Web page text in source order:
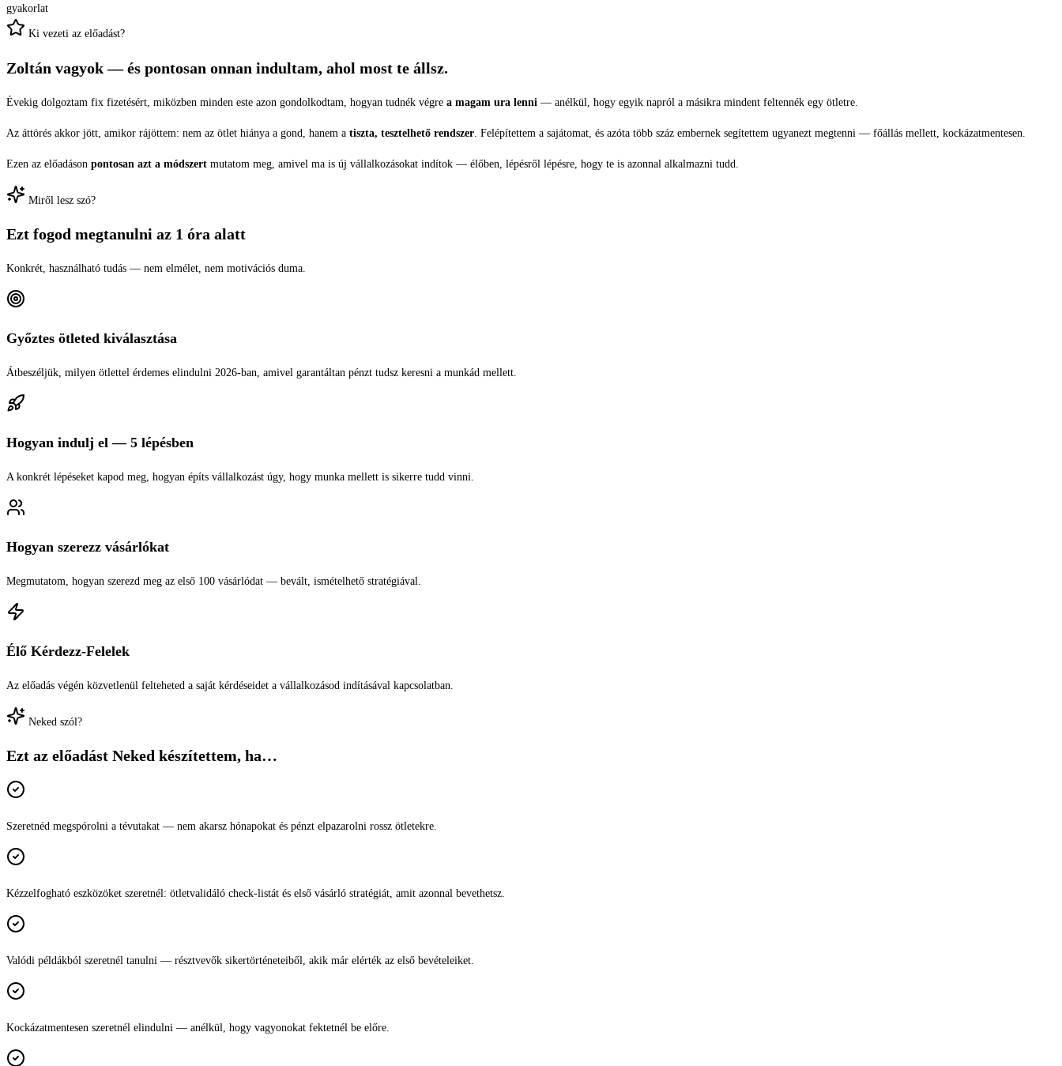
gyakorlat
Ki vezeti az előadást?
Zoltán vagyok — és pontosan onnan indultam, ahol most te állsz.
Évekig dolgoztam fix fizetésért, miközben minden este azon gondolkodtam, hogyan tudnék végre a magam ura lenni — anélkül, hogy egyik napról a másikra mindent feltennék egy ötletre.
Az áttörés akkor jött, amikor rájöttem: nem az ötlet hiánya a gond, hanem a tiszta, tesztelhető rendszer . Felépítettem a sajátomat, és azóta több száz embernek segítettem ugyanezt megtenni — főállás mellett, kockázatmentesen.
Ezen az előadáson pontosan azt a módszert mutatom meg, amivel ma is új vállalkozásokat indítok — élőben, lépésről lépésre, hogy te is azonnal alkalmazni tudd.
Miről lesz szó?
Ezt fogod megtanulni az 1 óra alatt
Konkrét, használható tudás — nem elmélet, nem motivációs duma.
Győztes ötleted kiválasztása
Átbeszéljük, milyen ötlettel érdemes elindulni 2026-ban, amivel garantáltan pénzt tudsz keresni a munkád mellett.
Hogyan indulj el — 5 lépésben
A konkrét lépéseket kapod meg, hogyan építs vállalkozást úgy, hogy munka mellett is sikerre tudd vinni.
Hogyan szerezz vásárlókat
Megmutatom, hogyan szerezd meg az első 100 vásárlódat — bevált, ismételhető stratégiával.
Élő Kérdezz-Felelek
Az előadás végén közvetlenül felteheted a saját kérdéseidet a vállalkozásod indításával kapcsolatban.
Neked szól?
Ezt az előadást Neked készítettem, ha…
Szeretnéd megspórolni a tévutakat — nem akarsz hónapokat és pénzt elpazarolni rossz ötletekre.
Kézzelfogható eszközöket szeretnél: ötletvalidáló check-listát és első vásárló stratégiát, amit azonnal bevethetsz.
Valódi példákból szeretnél tanulni — résztvevők sikertörténeteiből, akik már elérték az első bevételeiket.
Kockázatmentesen szeretnél elindulni — anélkül, hogy vagyonokat fektetnél be előre.